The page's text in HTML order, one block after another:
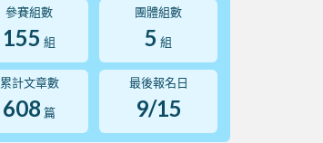
參賽組數
155 組
團體組數
5 組
累計文章數
608 篇
最後報名日
9/15